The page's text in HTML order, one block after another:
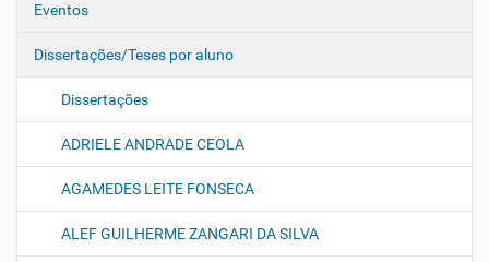
Eventos
Dissertações/Teses por aluno
Dissertações
ADRIELE ANDRADE CEOLA
AGAMEDES LEITE FONSECA
ALEF GUILHERME ZANGARI DA SILVA